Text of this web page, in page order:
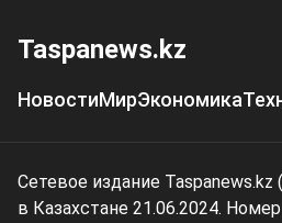
Taspanews.kz
НовостиМирЭкономика
Сетевое издание Taspanews.kz
в Казахстане 21.06.2024.